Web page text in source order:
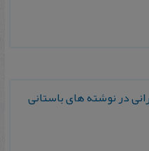
در نوشته های باستانی